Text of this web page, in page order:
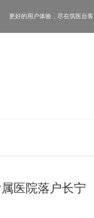
更好的用户体验， 尽在筑医台
医院落户长宁